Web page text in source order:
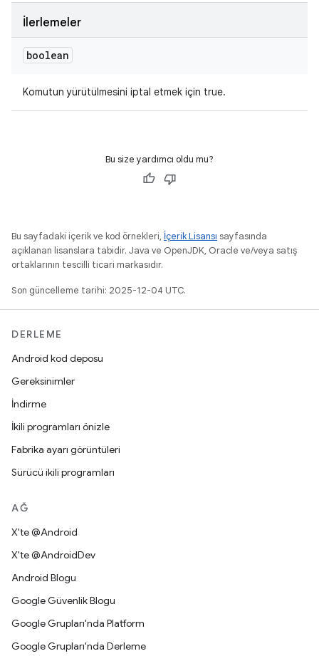
İlerlemeler
boolean
Komutun yürütülmesini iptal etmek için true.
Bu size yardımcı oldu mu?
Bu sayfadaki içerik ve kod örnekleri, İçerik Lisansı sayfasında
açıklanan lisanslara tabidir. Java ve OpenJDK, Oracle ve/veya satış
ortaklarının tescilli ticari markasıdır.
Son güncelleme tarihi: 2025-12-04 UTC.
DERLEME
Android kod deposu
Gereksinimler
İndirme
İkili programları önizle
Fabrika ayarı görüntüleri
Sürücü ikili programları
AĞ
X'te @Android
X'te @AndroidDev
Android Blogu
Google Güvenlik Blogu
Google Grupları'nda Platform
Google Grupları'nda Derleme